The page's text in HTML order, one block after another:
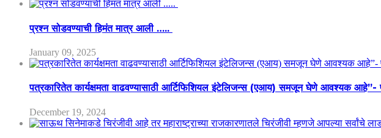
प्रश्न सोडवण्याची हिमंत मात्र आली …..
January 09, 2025
पत्रकारितेत कार्यक्षमता वाढवण्यासाठी आर्टिफिशियल इंटेलिजन्स (एआय) समजून घेणे आवश्यक आहे”-
December 19, 2024